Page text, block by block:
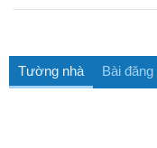
Tường nhà Bài đăng